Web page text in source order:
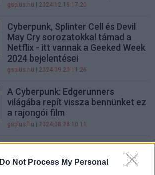
Do Not Process My Personal
gsplus.hu | 2024.12.16 17:20
Cyberpunk, Splinter Cell és Devil
May Cry sorozatokkal támad a
Netflix - itt vannak a Geeked Week
2024 bejelentései
gsplus.hu | 2024.09.20 11:26
A Cyberpunk: Edgerunners
világába repít vissza bennünket ez
a rajongói film
gsplus.hu | 2024.08.28 10:11
A Budapest-Hollywood tengely
még annál is sokkal
különlegesebb, mint gondolnád